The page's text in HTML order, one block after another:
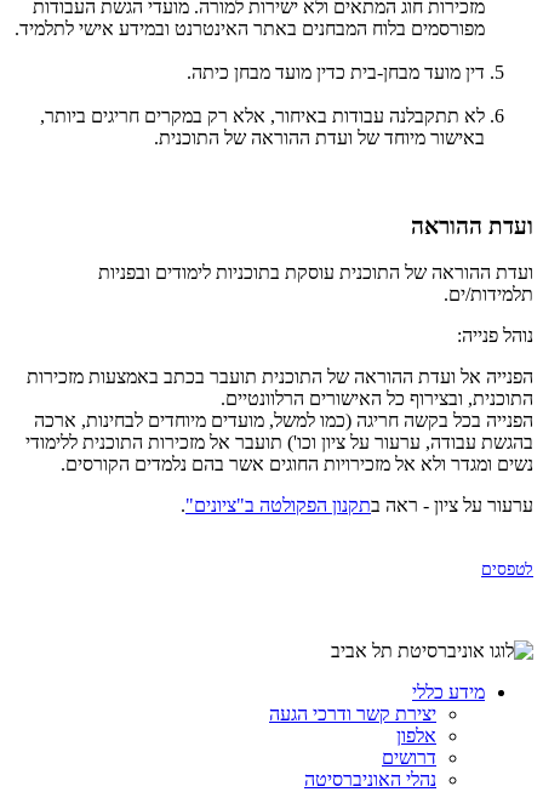
מזכירות חוג המתאים ולא ישירות למורה. מועדי הגשת העבודות
מפורסמים בלוח המבחנים באתר האינטרנט ובמידע אישי לתלמיד.
דין מועד מבחן-בית כדין מועד מבחן כיתה.
לא תתקבלנה עבודות באיחור, אלא רק במקרים חריגים ביותר,
באישור מיוחד של ועדת ההוראה של התוכנית.
ועדת ההוראה
ועדת ההוראה של התוכנית עוסקת בתוכניות לימודים ובפניות
תלמידות/ים.
נוהל פנייה:
הפנייה אל ועדת ההוראה של התוכנית תועבר בכתב באמצעות מזכירות
התוכנית, ובצירוף כל האישורים הרלוונטיים.
הפנייה בכל בקשה חריגה (כמו למשל, מועדים מיוחדים לבחינות, ארכה
בהגשת עבודה, ערעור על ציון וכו') תועבר אל מזכירות התוכנית ללימודי
נשים ומגדר ולא אל מזכירויות החוגים אשר בהם נלמדים הקורסים.
ערעור על ציון - ראה בתקנון הפקולטה ב"ציונים".
לטפסים
מידע כללי
יצירת קשר ודרכי הגעה
אלפון
דרושים
נהלי האוניברסיטה